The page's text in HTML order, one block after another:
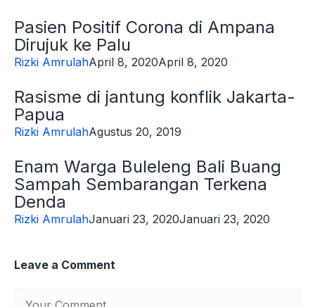
Pasien Positif Corona di Ampana
Dirujuk ke Palu
Rizki AmrulahApril 8, 2020April 8, 2020
Rasisme di jantung konflik Jakarta-
Papua
Rizki AmrulahAgustus 20, 2019
Enam Warga Buleleng Bali Buang
Sampah Sembarangan Terkena
Denda
Rizki AmrulahJanuari 23, 2020Januari 23, 2020
Leave a Comment